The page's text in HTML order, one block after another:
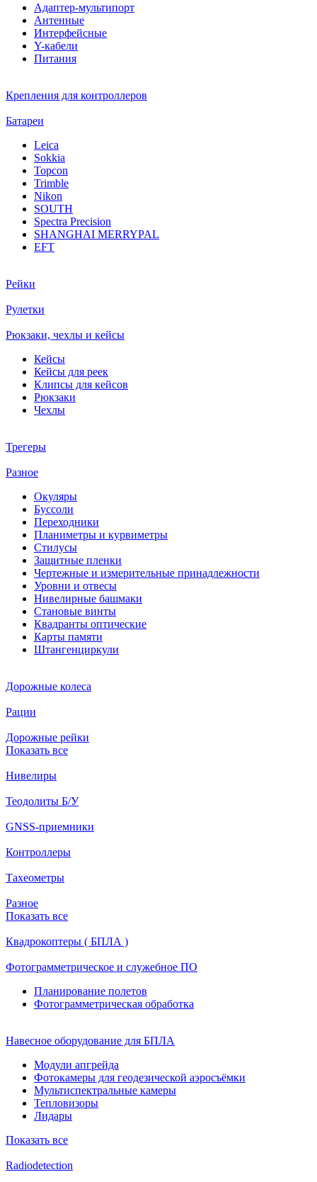
Адаптер-мультипорт
Антенные
Интерфейсные
Y-кабели
Питания
Крепления для контроллеров
Батареи
Leica
Sokkia
Topcon
Trimble
Nikon
SOUTH
Spectra Precision
SHANGHAI MERRYPAL
EFT
Рейки
Рулетки
Рюкзаки, чехлы и кейсы
Кейсы
Кейсы для реек
Клипсы для кейсов
Рюкзаки
Чехлы
Трегеры
Разное
Окуляры
Буссоли
Переходники
Планиметры и курвиметры
Стилусы
Защитные пленки
Чертежные и измерительные принадлежности
Уровни и отвесы
Нивелирные башмаки
Становые винты
Квадранты оптические
Карты памяти
Штангенциркули
Дорожные колеса
Рации
Дорожные рейки
Показать все
Нивелиры
Теодолиты Б/У
GNSS-приемники
Контроллеры
Тахеометры
Разное
Показать все
Квадрокоптеры ( БПЛА )
Фотограмметрическое и служебное ПО
Планирование полетов
Фотограмметрическая обработка
Навесное оборудование для БПЛА
Модули апгрейда
Фотокамеры для геодезической аэросъёмки
Мультиспектральные камеры
Тепловизоры
Лидары
Показать все
Radiodetection